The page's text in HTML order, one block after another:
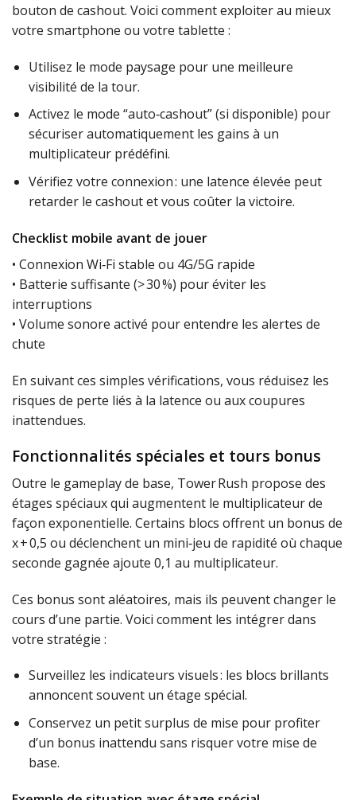
bouton de cashout. Voici comment exploiter au mieux
votre smartphone ou votre tablette :
Utilisez le mode paysage pour une meilleure
visibilité de la tour.
Activez le mode “auto‑cashout” (si disponible) pour
sécuriser automatiquement les gains à un
multiplicateur prédéfini.
Vérifiez votre connexion : une latence élevée peut
retarder le cashout et vous coûter la victoire.
Checklist mobile avant de jouer
• Connexion Wi‑Fi stable ou 4G/5G rapide
• Batterie suffisante (> 30 %) pour éviter les
interruptions
• Volume sonore activé pour entendre les alertes de
chute
En suivant ces simples vérifications, vous réduisez les
risques de perte liés à la latence ou aux coupures
inattendues.
Fonctionnalités spéciales et tours bonus
Outre le gameplay de base, Tower Rush propose des
étages spéciaux qui augmentent le multiplicateur de
façon exponentielle. Certains blocs offrent un bonus de
x + 0,5 ou déclenchent un mini‑jeu de rapidité où chaque
seconde gagnée ajoute 0,1 au multiplicateur.
Ces bonus sont aléatoires, mais ils peuvent changer le
cours d’une partie. Voici comment les intégrer dans
votre stratégie :
Surveillez les indicateurs visuels : les blocs brillants
annoncent souvent un étage spécial.
Conservez un petit surplus de mise pour profiter
d’un bonus inattendu sans risquer votre mise de
base.